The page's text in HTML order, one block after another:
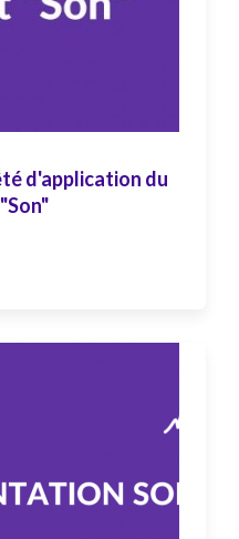
d'application du